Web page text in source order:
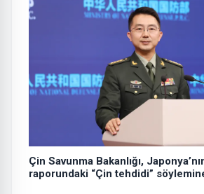
Çin Savunma Bakanlığı,
raporundaki “Çin tehdidi”